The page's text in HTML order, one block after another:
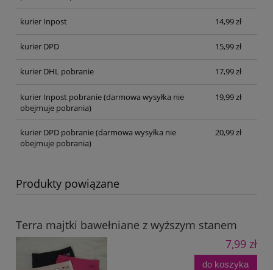
kurier Inpost 14,99 zł
kurier DPD 15,99 zł
kurier DHL pobranie 17,99 zł
kurier Inpost pobranie(darmowa wysyłka nie
obejmuje pobrania)
19,99 zł
kurier DPD pobranie(darmowa wysyłka nie
obejmuje pobrania)
20,99 zł
Produkty powiązane
Terra majtki bawełniane z wyższym stanem
7,99 zł
do koszyka